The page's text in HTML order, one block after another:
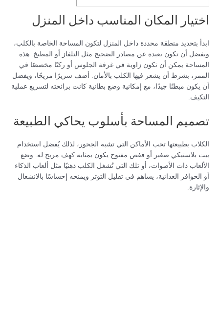
اختيار المكان المناسب داخل المنزل
ابدأ بتحديد منطقة محددة داخل المنزل لتكون المساحة الخاصة بالكلب،
ويفضل أن تكون بعيدة عن مصادر الضجيج مثل التلفاز أو المطبخ. هذه
المساحة يمكن أن تكون زاوية في غرفة الجلوس أو ركنًا مخصصًا في
الممر، بشرط أن يشعر فيها الكلب بالأمان. أضف سريرًا مريحًا، ويفضل
أن يكون مبطنًا جيدًا، مع إمكانية وضع بطانية كانت برائحته لتسريع عملية
التكيف.
تصميم المساحة بأسلوب يحاكي الطبيعة
الكلاب بطبيعتها تحب الأماكن التي تشبه الجحور، لذلك يُفضل استخدام
بيت بلاستيكي صغير أو قفص مفتوح يكون بمثابة كهف مريح له. وضع
الألعاب ذات الأصوات، أو تلك التي تُشغل الكلب ذهنيًا مثل ألعاب الذكاء
أو الحوافز الغذائية، يساهم في تقليل التوتر ويمنحه إحساسًا بالانشغال
والإثارة.